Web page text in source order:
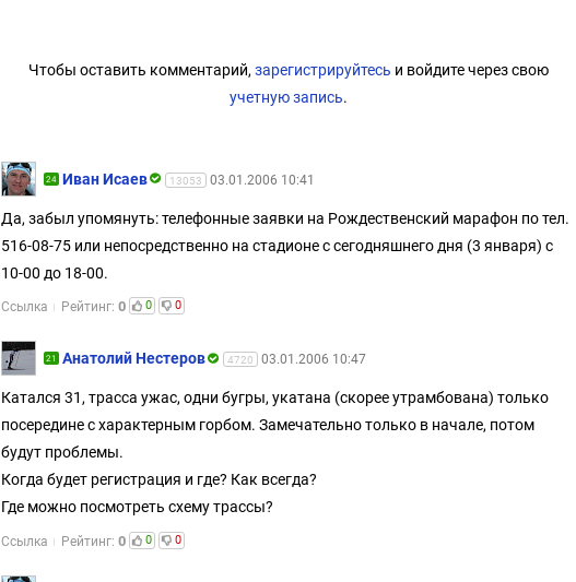
Чтобы оставить комментарий, зарегистрируйтесь и войдите через свою
учетную запись.
24 Иван Исаев 13053 03.01.2006 10:41
Да, забыл упомянуть: телефонные заявки на Рождественский марафон по тел.
516-08-75 или непосредственно на стадионе с сегодняшнего дня (3 января) с
10-00 до 18-00.
Ссылка Рейтинг: 0 0 0
21 Aнатолий Нестеров 4720 03.01.2006 10:47
Катался 31, трасса ужас, одни бугры, укатана (скорее утрамбована) только
посередине с характерным горбом. Замечательно только в начале, потом
будут проблемы.
Когда будет регистрация и где? Как всегда?
Где можно посмотреть схему трассы?
Ссылка Рейтинг: 0 0 0